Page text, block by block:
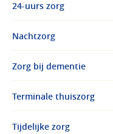
24-uurs zorg
Nachtzorg
Zorg bij dementie
Terminale thuiszorg
Tijdelijke zorg